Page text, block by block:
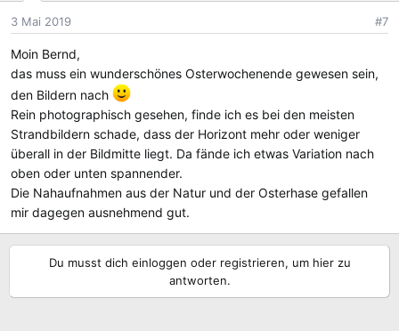
o
n
n
:
3 Mai 2019 #7
Moin Bernd,
das muss ein wunderschönes Osterwochenende gewesen sein,
den Bildern nach
Rein photographisch gesehen, finde ich es bei den meisten
Strandbildern schade, dass der Horizont mehr oder weniger
überall in der Bildmitte liegt. Da fände ich etwas Variation nach
oben oder unten spannender.
Die Nahaufnahmen aus der Natur und der Osterhase gefallen
mir dagegen ausnehmend gut.
Du musst dich einloggen oder registrieren, um hier zu
antworten.